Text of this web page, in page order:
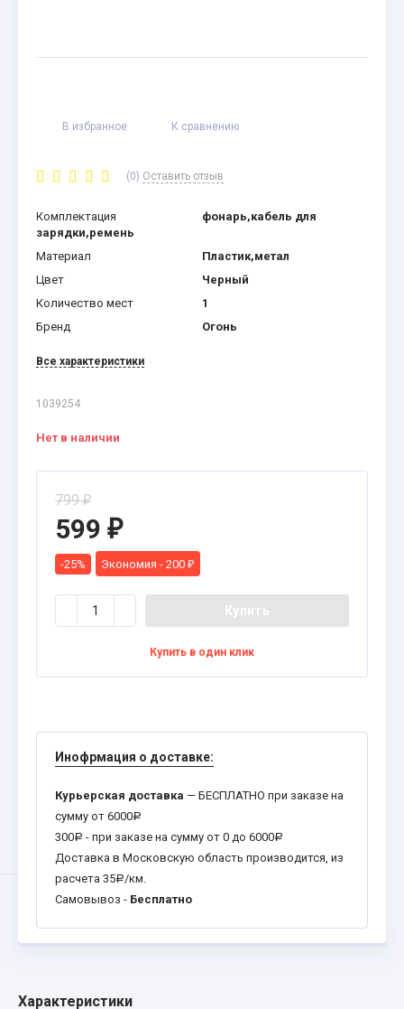
В избранное К сравнению
(0) Оставить отзыв
Комплектация
фонарь,кабель для
зарядки,ремень
Материал
Пластик,метал
Цвет
Черный
Количество мест
1
Бренд
Огонь
Все характеристики
1039254
Нет в наличии
799₽
599 ₽
-25% Экономия - 200 ₽
Купить
Купить в один клик
Инофрмация о доставке:
Курьерская доставка — БЕСПЛАТНО при заказе на
сумму от 6000Р
300Р - при заказе на сумму от 0 до 6000Р
Доставка в Московскую область производится, из
расчета 35Р/км.
Самовывоз - Бесплатно
Характеристики